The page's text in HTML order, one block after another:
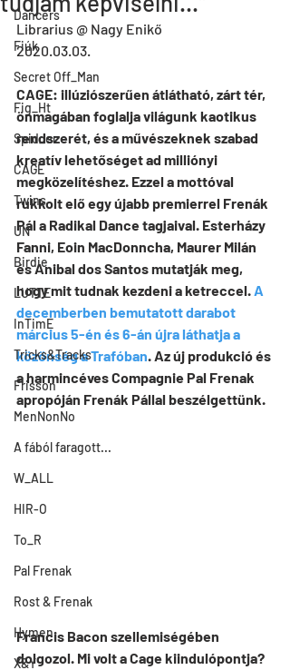
Dancers
Fiúk
Secret Off_Man
Fig_Ht
Spid_er
CAGE
Twins
UN
Birdie
LUTTE
InTimE
Tricks&Tracks
Frisson
MenNonNo
A fából faragott...
W_ALL
HIR-O
To_R
Pal Frenak
Rost & Frenak
Hymen
X&Y
Librarius @ Nagy Enikő
2020.03.03.
CAGE: illúziószerűen átlátható, zárt tér,
önmagában foglalja világunk kaotikus
rendszerét, és a művészeknek szabad
kreatív lehetőséget ad milliónyi
megközelítéshez. Ezzel a mottóval
rukkolt elő egy újabb premierrel Frenák
Pál a Radikal Dance tagjaival. Esterházy
Fanni, Eoin MacDonncha, Maurer Milán
és Anibal dos Santos mutatják meg,
hogy mit tudnak kezdeni a ketreccel. A
decemberben bemutatott darabot
március 5-én és 6-án újra láthatja a
közönség a Trafóban. Az új produkció és
a harmincéves Compagnie Pal Frenak
apropóján Frenák Pállal beszélgettünk.
Francis Bacon szellemiségében
dolgozol. Mi volt a Cage kiindulópontja?